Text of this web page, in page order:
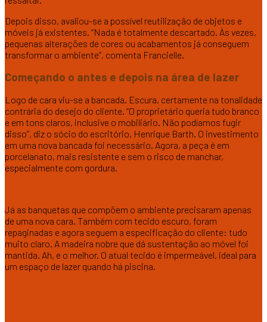
Depois disso, avaliou-se a possível reutilização de objetos e
móveis já existentes. “Nada é totalmente descartado. Às vezes,
pequenas alterações de cores ou acabamentos já conseguem
transformar o ambiente”, comenta Francielle.
Começando o antes e depois na área de lazer
Logo de cara viu-se a bancada. Escura, certamente na tonalidade
contrária do desejo do cliente. “O proprietário queria tudo branco
e em tons claros, inclusive o mobiliário. Não podíamos fugir
disso”, diz o sócio do escritório, Henrique Barth. O investimento
em uma nova bancada foi necessário. Agora, a peça é em
porcelanato, mais resistente e sem o risco de manchar,
especialmente com gordura.
Já as banquetas que compõem o ambiente precisaram apenas
de uma nova cara. Também com tecido escuro, foram
repaginadas e agora seguem a especificação do cliente: tudo
muito claro. A madeira nobre que dá sustentação ao móvel foi
mantida. Ah, e o melhor. O atual tecido é impermeável, ideal para
um espaço de lazer quando há piscina.